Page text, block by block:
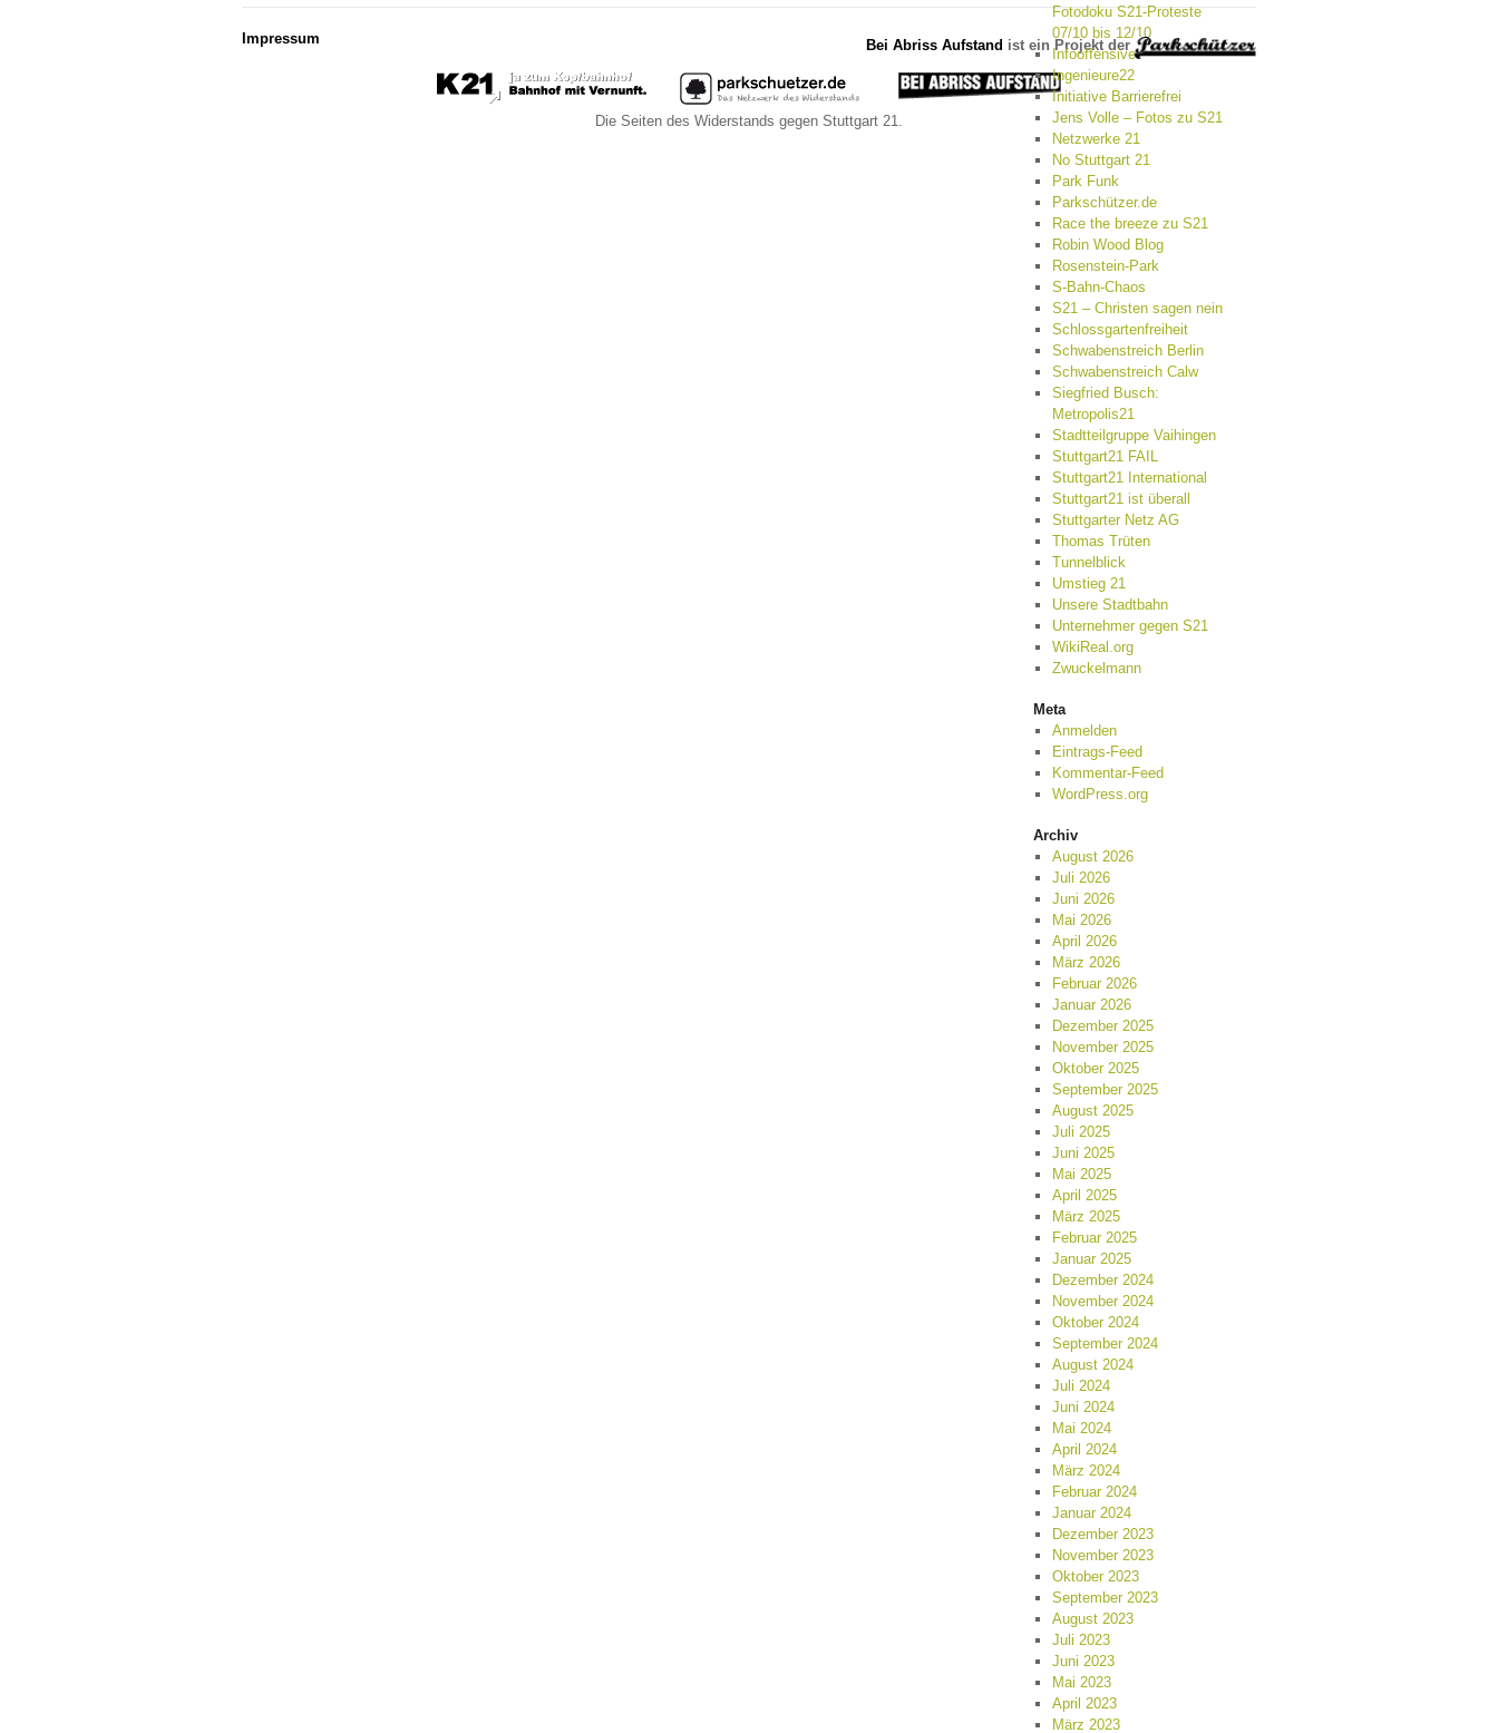
Fotodoku S21-Proteste
07/10 bis 12/10
Infooffensive
Ingenieure22
Initiative Barrierefrei
Jens Volle – Fotos zu S21
Netzwerke 21
No Stuttgart 21
Park Funk
Parkschützer.de
Race the breeze zu S21
Robin Wood Blog
Rosenstein-Park
S-Bahn-Chaos
S21 – Christen sagen nein
Schlossgartenfreiheit
Schwabenstreich Berlin
Schwabenstreich Calw
Siegfried Busch:
Metropolis21
Stadtteilgruppe Vaihingen
Stuttgart21 FAIL
Stuttgart21 International
Stuttgart21 ist überall
Stuttgarter Netz AG
Thomas Trüten
Tunnelblick
Umstieg 21
Unsere Stadtbahn
Unternehmer gegen S21
WikiReal.org
Zwuckelmann
Meta
Anmelden
Eintrags-Feed
Kommentar-Feed
WordPress.org
Archiv
August 2026
Juli 2026
Juni 2026
Mai 2026
April 2026
März 2026
Februar 2026
Januar 2026
Dezember 2025
November 2025
Oktober 2025
September 2025
August 2025
Juli 2025
Juni 2025
Mai 2025
April 2025
März 2025
Februar 2025
Januar 2025
Dezember 2024
November 2024
Oktober 2024
September 2024
August 2024
Juli 2024
Juni 2024
Mai 2024
April 2024
März 2024
Februar 2024
Januar 2024
Dezember 2023
November 2023
Oktober 2023
September 2023
August 2023
Juli 2023
Juni 2023
Mai 2023
April 2023
März 2023
Bei Abriss Aufstand ist ein Projekt der
Impressum
Die Seiten des Widerstands gegen Stuttgart 21.